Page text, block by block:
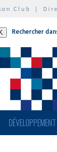
Club |
Rechercher
DÉVELOPPEMENT